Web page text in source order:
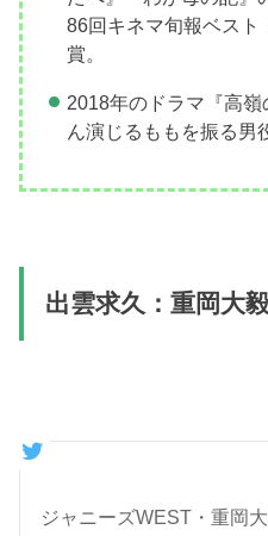
86回キネマ旬報ベスト
賞。
2018年のドラマ『高
ん演じるももを振る男
出雲求久：重岡大
ジャニーズWEST・重岡